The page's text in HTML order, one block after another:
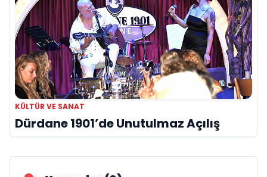
KÜLTÜR VE SANAT
Dürdane 1901’de Unutulmaz Açılış